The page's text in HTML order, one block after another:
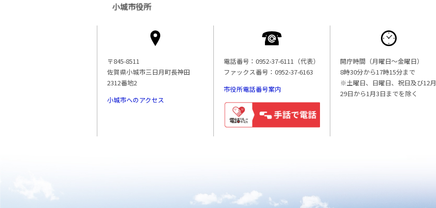
小城市役所
〒845-8511
佐賀県小城市三日月町長神田
2312番地2
小城市へのアクセス
電話番号：0952-37-6111（代表）
ファックス番号：0952-37-6163
市役所電話番号案内
開庁時間（月曜日〜金曜日）
8時30分から17時15分まで
※土曜日、日曜日、祝日及び12月
29日から1月3日までを除く